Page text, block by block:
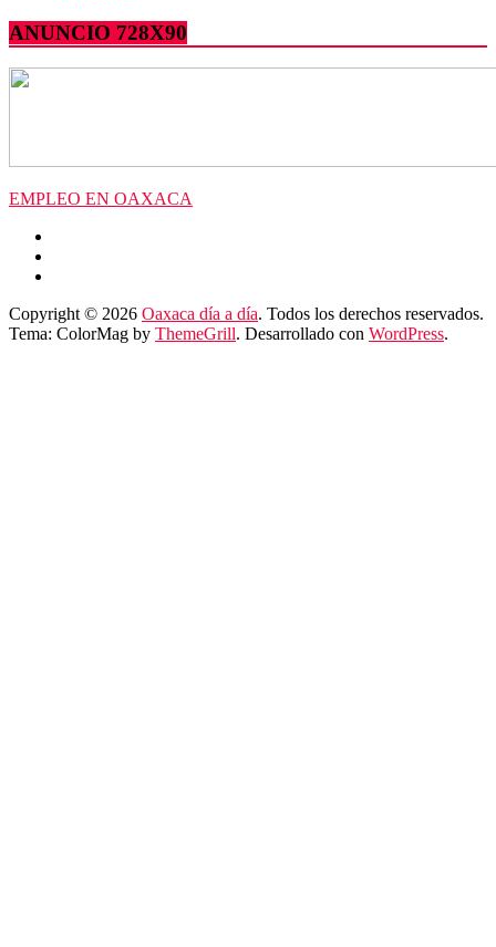
ANUNCIO 728X90
EMPLEO EN OAXACA
Copyright © 2026 Oaxaca día a día. Todos los derechos reservados.
Tema: ColorMag by ThemeGrill. Desarrollado con WordPress.